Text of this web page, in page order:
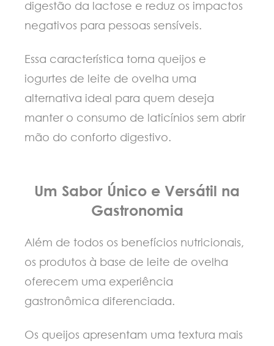
digestão da lactose e reduz os impactos
negativos para pessoas sensíveis.
Essa característica torna queijos e
iogurtes de leite de ovelha uma
alternativa ideal para quem deseja
manter o consumo de laticínios sem abrir
mão do conforto digestivo.
Um Sabor Único e Versátil na
Gastronomia
Além de todos os benefícios nutricionais,
os produtos à base de leite de ovelha
oferecem uma experiência
gastronômica diferenciada.
Os queijos apresentam uma textura mais